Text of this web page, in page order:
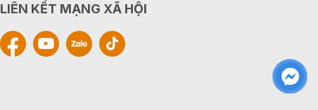
LIÊN KẾT MẠNG XÃ HỘI